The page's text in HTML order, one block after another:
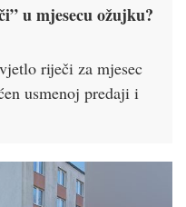
u mjesecu ožujku?
riječi za mjesec
usmenoj predaji i